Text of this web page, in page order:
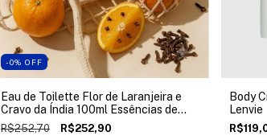
-0% OFF
Eau de Toilette Flor de Laranjeira e
Cravo da Índia 100ml Essências de
Portugal
R$252,70 R$252,90
Body
Lenvie